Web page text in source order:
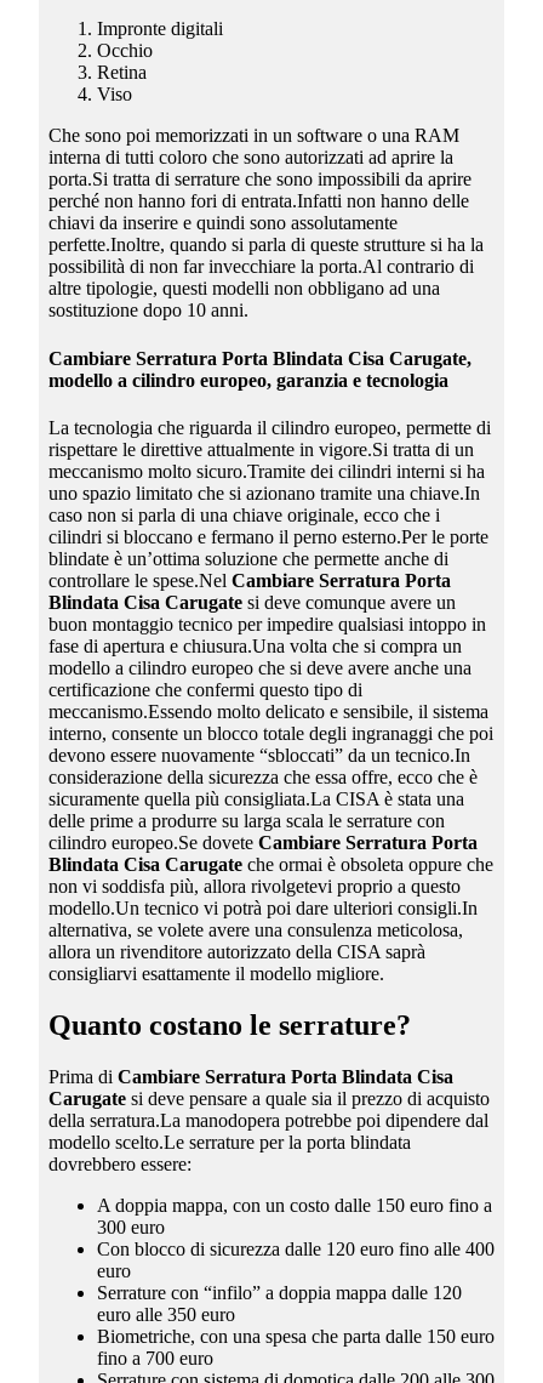
Impronte digitali
Occhio
Retina
Viso
Che sono poi memorizzati in un software o una RAM
interna di tutti coloro che sono autorizzati ad aprire la
porta.Si tratta di serrature che sono impossibili da aprire
perché non hanno fori di entrata.Infatti non hanno delle
chiavi da inserire e quindi sono assolutamente
perfette.Inoltre, quando si parla di queste strutture si ha la
possibilità di non far invecchiare la porta.Al contrario di
altre tipologie, questi modelli non obbligano ad una
sostituzione dopo 10 anni.
Cambiare Serratura Porta Blindata Cisa Carugate,
modello a cilindro europeo, garanzia e tecnologia
La tecnologia che riguarda il cilindro europeo, permette di
rispettare le direttive attualmente in vigore.Si tratta di un
meccanismo molto sicuro.Tramite dei cilindri interni si ha
uno spazio limitato che si azionano tramite una chiave.In
caso non si parla di una chiave originale, ecco che i
cilindri si bloccano e fermano il perno esterno.Per le porte
blindate è un’ottima soluzione che permette anche di
controllare le spese.Nel Cambiare Serratura Porta
Blindata Cisa Carugatesi deve comunque avere un
buon montaggio tecnico per impedire qualsiasi intoppo in
fase di apertura e chiusura.Una volta che si compra un
modello a cilindro europeo che si deve avere anche una
certificazione che confermi questo tipo di
meccanismo.Essendo molto delicato e sensibile, il sistema
interno, consente un blocco totale degli ingranaggi che poi
devono essere nuovamente “sbloccati” da un tecnico.In
considerazione della sicurezza che essa offre, ecco che è
sicuramente quella più consigliata.La CISA è stata una
delle prime a produrre su larga scala le serrature con
cilindro europeo.Se dovete Cambiare Serratura Porta
Blindata Cisa Carugateche ormai è obsoleta oppure che
non vi soddisfa più, allora rivolgetevi proprio a questo
modello.Un tecnico vi potrà poi dare ulteriori consigli.In
alternativa, se volete avere una consulenza meticolosa,
allora un rivenditore autorizzato della CISA saprà
consigliarvi esattamente il modello migliore.
Quanto costano le serrature?
Prima di Cambiare Serratura Porta Blindata Cisa
Carugatesi deve pensare a quale sia il prezzo di acquisto
della serratura.La manodopera potrebbe poi dipendere dal
modello scelto.Le serrature per la porta blindata
dovrebbero essere:
A doppia mappa, con un costo dalle 150 euro fino a
300 euro
Con blocco di sicurezza dalle 120 euro fino alle 400
euro
Serrature con “infilo” a doppia mappa dalle 120
euro alle 350 euro
Biometriche, con una spesa che parta dalle 150 euro
fino a 700 euro